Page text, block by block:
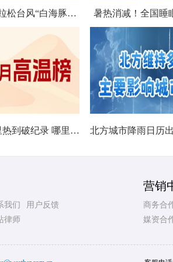
台风数字画像：马拉松台风“白海豚”将影响十余省份 暑热消减！全国睡
数据看今年7月哪里热到破纪录 哪里暑热连轴转
我们
用户反馈
律师
营销
商务合
媒资合